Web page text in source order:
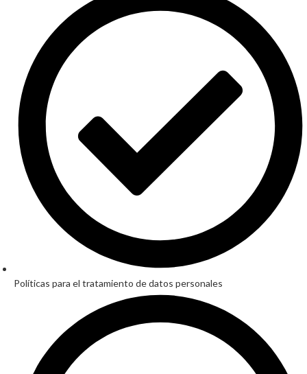
Políticas para el tratamiento de datos personales